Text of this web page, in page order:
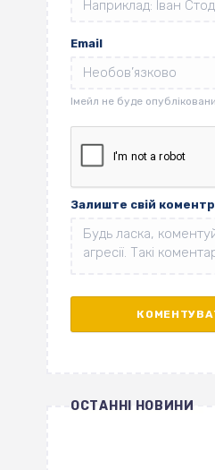
Email
Залиште свій коментр
ОСТАННІ НОВИНИ